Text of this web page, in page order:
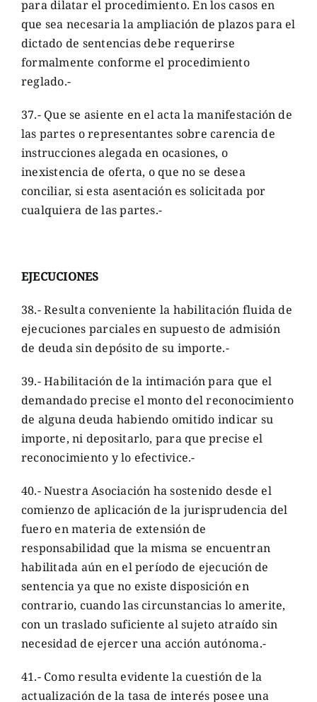
para dilatar el procedimiento. En los casos en
que sea necesaria la ampliación de plazos para el
dictado de sentencias debe requerirse
formalmente conforme el procedimiento
reglado.-
37.- Que se asiente en el acta la manifestación de
las partes o representantes sobre carencia de
instrucciones alegada en ocasiones, o
inexistencia de oferta, o que no se desea
conciliar, si esta asentación es solicitada por
cualquiera de las partes.-
EJECUCIONES
38.- Resulta conveniente la habilitación fluida de
ejecuciones parciales en supuesto de admisión
de deuda sin depósito de su importe.-
39.- Habilitación de la intimación para que el
demandado precise el monto del reconocimiento
de alguna deuda habiendo omitido indicar su
importe, ni depositarlo, para que precise el
reconocimiento y lo efectivice.-
40.- Nuestra Asociación ha sostenido desde el
comienzo de aplicación de la jurisprudencia del
fuero en materia de extensión de
responsabilidad que la misma se encuentran
habilitada aún en el período de ejecución de
sentencia ya que no existe disposición en
contrario, cuando las circunstancias lo amerite,
con un traslado suficiente al sujeto atraído sin
necesidad de ejercer una acción autónoma.-
41.- Como resulta evidente la cuestión de la
actualización de la tasa de interés posee una